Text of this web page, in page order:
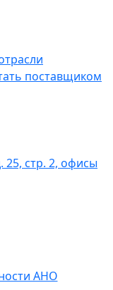
поставщиком
25, стр. 2, офисы
АНО